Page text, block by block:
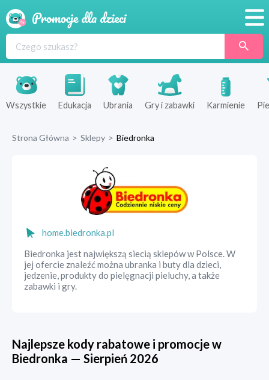
Produkty
Sklepy
Wszystkie Edukacja Ubrania Gry i zabawki Karmienie
Strona Główna > Sklepy > Biedronka
home.biedronka.pl
Biedronka jest największą siecią sklepów w Polsce. W
jej ofercie znaleźć można ubranka i buty dla dzieci,
jedzenie, produkty do pielęgnacji pieluchy, a także
zabawki i gry.
Najlepsze kody rabatowe i promocje w
Biedronka — Sierpień 2026